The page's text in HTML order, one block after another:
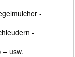
-
-
– usw.